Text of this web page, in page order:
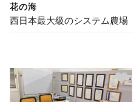
花の海
西日本最大級のシステム農場